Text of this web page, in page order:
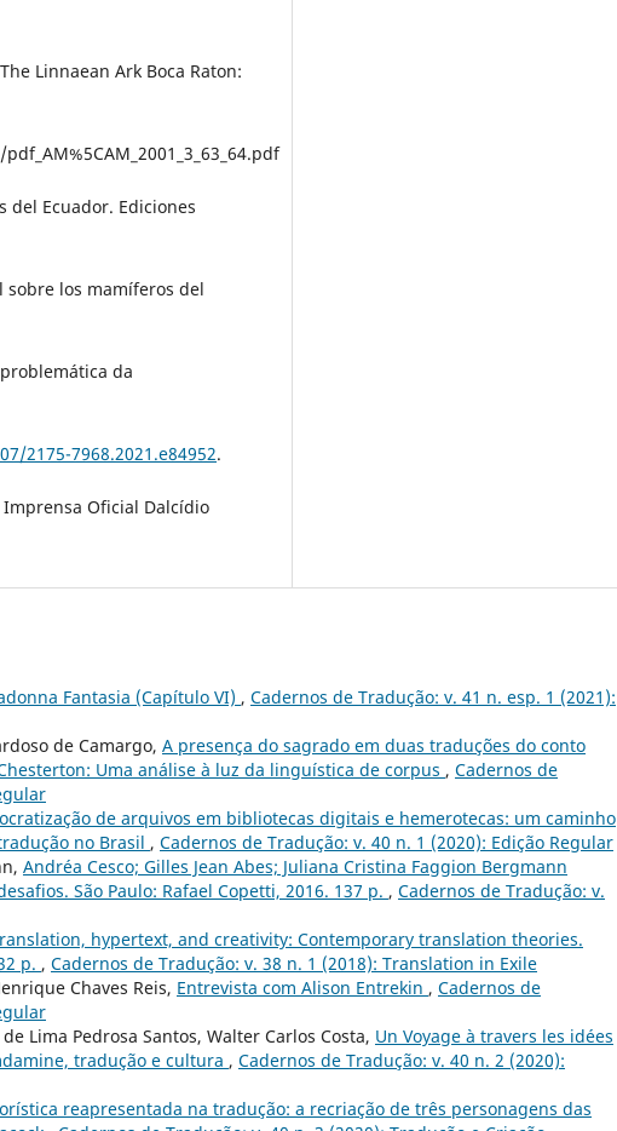
Linnaean Ark Boca Raton:
del Ecuador. Ediciones
sobre los mamíferos del
da
2175-7968.2021.e84952.
Imprensa Oficial Dalcídio
Fantasia (Capítulo VI) , Cadernos de Tradução: v. 41 n. esp. 1 (2021):
de Camargo, A presença do sagrado em duas traduções do conto
Uma análise à luz da linguística de corpus , Cadernos de
de arquivos em bibliotecas digitais e hemerotecas: um caminho
no Brasil , Cadernos de Tradução: v. 40 n. 1 (2020): Edição Regular
Andréa Cesco; Gilles Jean Abes; Juliana Cristina Faggion Bergmann
São Paulo: Rafael Copetti, 2016. 137 p. , Cadernos de Tradução: v.
hypertext, and creativity: Contemporary translation theories.
p. , Cadernos de Tradução: v. 38 n. 1 (2018): Translation in Exile
Chaves Reis, Entrevista com Alison Entrekin , Cadernos de
Lima Pedrosa Santos, Walter Carlos Costa, Un Voyage à travers les idées
tradução e cultura , Cadernos de Tradução: v. 40 n. 2 (2020):
reapresentada na tradução: a recriação de três personagens das